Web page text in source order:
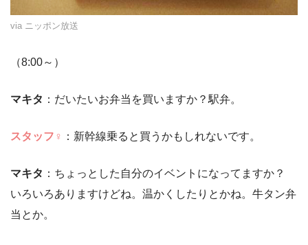
via ニッポン放送
（8:00～）
マキタ ：だいたいお弁当を買いますか？駅弁。
スタッフ♀ ：新幹線乗ると買うかもしれないです。
マキタ ：ちょっとした自分のイベントになってますか？
いろいろありますけどね。温かくしたりとかね。牛タン弁
当とか。